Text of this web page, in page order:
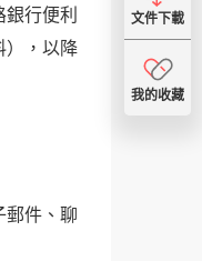
文件下載
我的收藏
行便利
），以降
郵件、聊